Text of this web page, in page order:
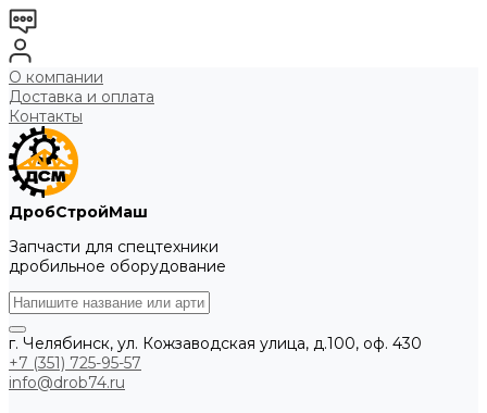
О компании
Доставка и оплата
Контакты
ДробСтройМаш
Запчасти для спецтехники
дробильное оборудование
г. Челябинск, ул. Кожзаводская улица, д.100, оф. 430
+7 (351) 725-95-57
info@drob74.ru